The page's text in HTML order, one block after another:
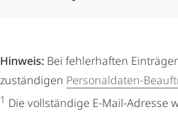
Hinweis: Bei fehlerhaften
zuständigen Personaldaten-
1 Die vollständige E-Mail-Adresse